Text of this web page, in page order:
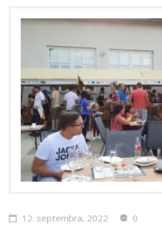
12. septembra, 2022 0